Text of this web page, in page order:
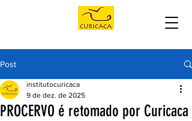
Post
PROCERVO é retomado por Curicaca
institutocuricaca
9 de dez. de 2025